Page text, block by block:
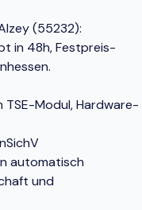
(55232):
in 48h, Festpreis-
Modul, Hardware-
automatisch
und